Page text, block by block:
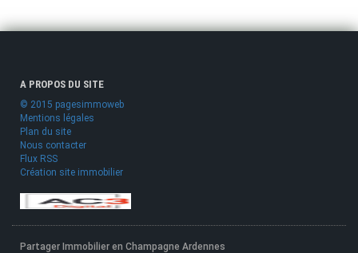
A PROPOS DU SITE
© 2015 pagesimmoweb
Mentions légales
Plan du site
Nous contacter
Flux RSS
Création site immobilier
Partager Immobilier en Champagne Ardennes